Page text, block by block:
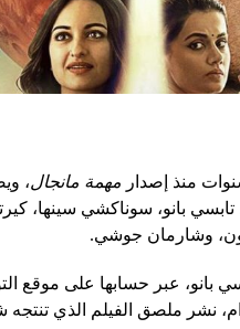
منذ إصدار مهمة مانجال،
تابسي بانو، سوناكشي سينها،
وشارمان جوشي.
بانو، عبر حسابها على موقع